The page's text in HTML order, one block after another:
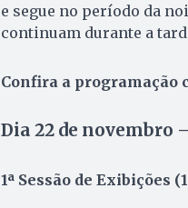
e segue no período da
continuam durante a
Confira a programação
Dia 22 de novembro
1ª Sessão de Exibições